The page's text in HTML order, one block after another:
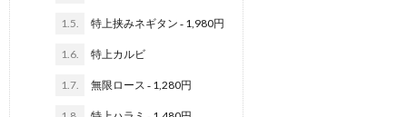
1.5. 特上挟みネギタン ‐ 1,980円
1.6. 特上カルビ
1.7. 無限ロース ‐ 1,280円